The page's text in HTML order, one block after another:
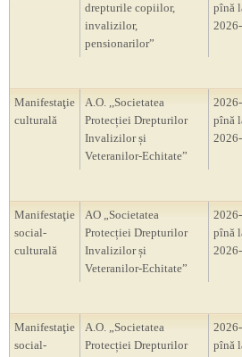
drepturile copiilor,
invalizilor,
pensionarilor”
pînă
Manifestaţie
culturală
A.O. ,,Societatea
Protecției Drepturilor
Invalizilor și
Veteranilor-Echitate”
pînă
Manifestaţie
social-
culturală
AO „Societatea
Protecției Drepturilor
Invalizilor și
Veteranilor-Echitate”
pînă
Manifestaţie
social-
A.O. „Societatea
Protecției Drepturilor
pînă